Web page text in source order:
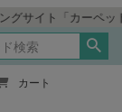
ルシェ」
カート